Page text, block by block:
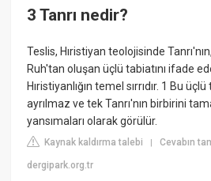
3 Tanrı nedir?
Teslis, Hıristiyan teolojisinde
Ruh'tan oluşan üçlü tabiatını ifade
Hıristiyanlığın temel sırrıdır. 1 Bu
ayrılmaz ve tek Tanrı'nın birbirini
yansımaları olarak görülür.
Kaynak kaldırma talebi |Cevabın
dergipark.org.tr